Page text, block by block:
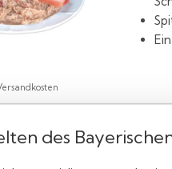
des